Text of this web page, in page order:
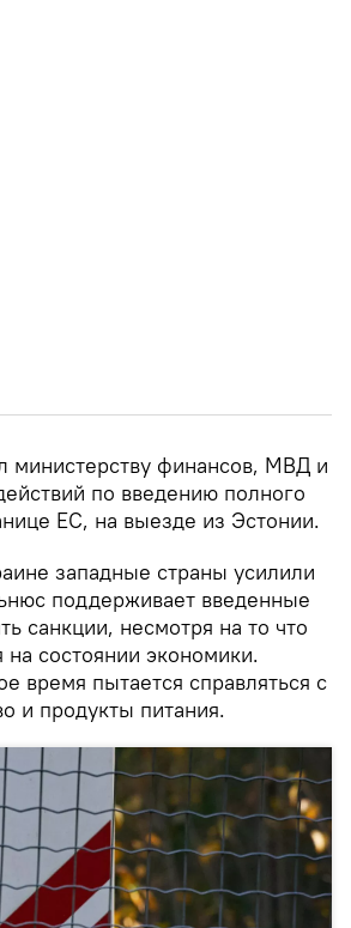
министерству финансов, МВД и
по введению полного
ЕС, на выезде из Эстонии.
западные страны усилили
поддерживает введенные
санкции, несмотря на то что
на состоянии экономики.
время пытается справляться с
и продукты питания.